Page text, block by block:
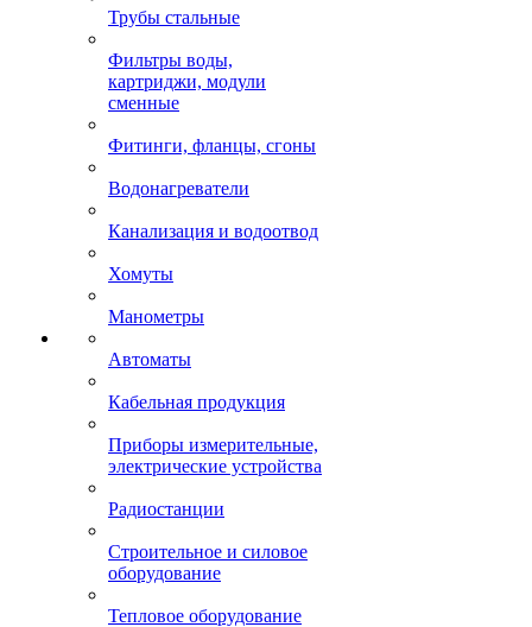
Трубы стальные
Фильтры воды,
картриджи, модули
сменные
Фитинги, фланцы, сгоны
Водонагреватели
Канализация и водоотвод
Хомуты
Манометры
Автоматы
Кабельная продукция
Приборы измерительные,
электрические устройства
Радиостанции
Строительное и силовое
оборудование
Тепловое оборудование